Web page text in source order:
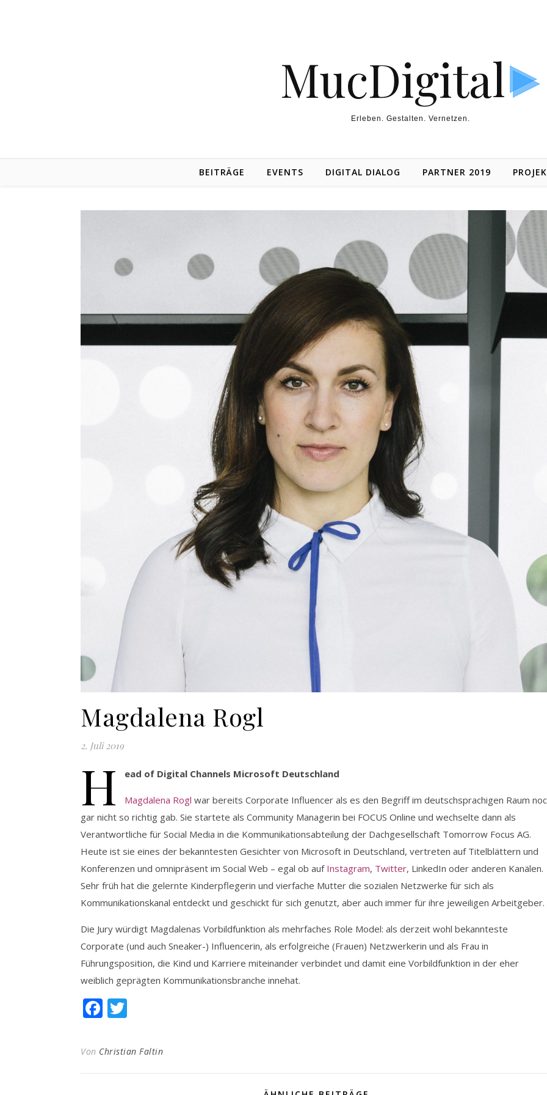
MucDigital
Erleben. Gestalten. Vernetzen.
BEITRÄGE EVENTS DIGITAL DIALOG PARTNER 2019
Magdalena Rogl
2. Juli 2019
H ead of Digital Channels Microsoft Deutschland
Magdalena Rogl war bereits Corporate Influencer als es den Begriff im deutschsprachigen Raum
gar nicht so richtig gab. Sie startete als Community Managerin bei FOCUS Online und wechselte dann als
Verantwortliche für Social Media in die Kommunikationsabteilung der Dachgesellschaft Tomorrow Focus AG.
Heute ist sie eines der bekanntesten Gesichter von Microsoft in Deutschland, vertreten auf Titelblättern und
Konferenzen und omnipräsent im Social Web – egal ob auf Instagram, Twitter, LinkedIn oder anderen Kanälen.
Sehr früh hat die gelernte Kinderpflegerin und vierfache Mutter die sozialen Netzwerke für sich als
Kommunikationskanal entdeckt und geschickt für sich genutzt, aber auch immer für ihre jeweiligen Arbeitgeber.
Die Jury würdigt Magdalenas Vorbildfunktion als mehrfaches Role Model: als derzeit wohl bekannteste
Corporate (und auch Sneaker-) Influencerin, als erfolgreiche (Frauen) Netzwerkerin und als Frau in
Führungsposition, die Kind und Karriere miteinander verbindet und damit eine Vorbildfunktion in der eher
weiblich geprägten Kommunikationsbranche innehat.
Facebook
Von Christian Faltin